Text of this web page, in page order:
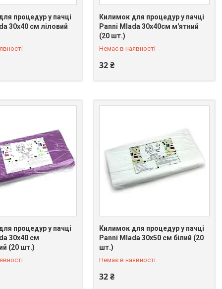
процедур у пачці
30х40 см ліловий
Килимок для процедур у пачці
Panni Mlada 30х40см м'ятний
(20 шт.)
Немає в наявності
32 ₴
+380 (66) 075-31-21
процедур у пачці
30х40 см
(20 шт.)
31-21
Килимок для процедур у пачці
Panni Mlada 30х50 см білий (20
шт.)
Немає в наявності
32 ₴
+380 (66) 075-31-21